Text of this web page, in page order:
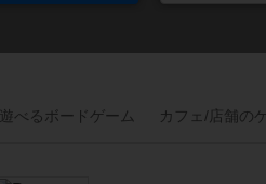
遊べる ボード ゲーム カフェ/ 店舗の